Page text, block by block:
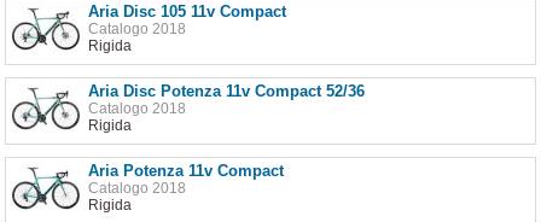
Aria Disc 105 11v Compact
Catalogo 2018
Rigida
Aria Disc Potenza 11v Compact 52/36
Catalogo 2018
Rigida
Aria Potenza 11v Compact
Catalogo 2018
Rigida